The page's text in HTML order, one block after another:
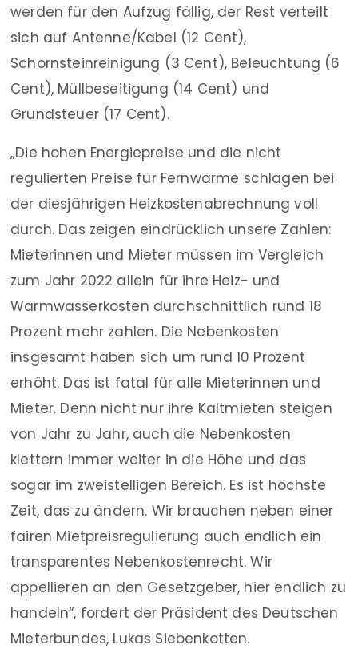
werden für den Aufzug fällig, der Rest verteilt
sich auf Antenne/Kabel (12 Cent),
Schornsteinreinigung (3 Cent), Beleuchtung (6
Cent), Müllbeseitigung (14 Cent) und
Grundsteuer (17 Cent).
„Die hohen Energiepreise und die nicht
regulierten Preise für Fernwärme schlagen bei
der diesjährigen Heizkostenabrechnung voll
durch. Das zeigen eindrücklich unsere Zahlen:
Mieterinnen und Mieter müssen im Vergleich
zum Jahr 2022 allein für ihre Heiz- und
Warmwasserkosten durchschnittlich rund 18
Prozent mehr zahlen. Die Nebenkosten
insgesamt haben sich um rund 10 Prozent
erhöht. Das ist fatal für alle Mieterinnen und
Mieter. Denn nicht nur ihre Kaltmieten steigen
von Jahr zu Jahr, auch die Nebenkosten
klettern immer weiter in die Höhe und das
sogar im zweistelligen Bereich. Es ist höchste
Zeit, das zu ändern. Wir brauchen neben einer
fairen Mietpreisregulierung auch endlich ein
transparentes Nebenkostenrecht. Wir
appellieren an den Gesetzgeber, hier endlich zu
handeln“, fordert der Präsident des Deutschen
Mieterbundes, Lukas Siebenkotten.